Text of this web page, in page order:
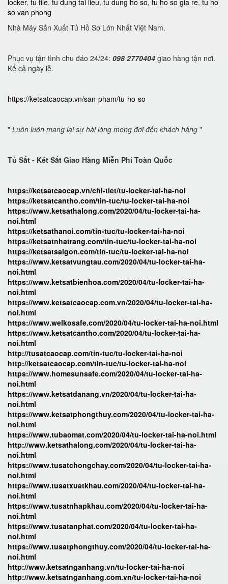
locker, tu file, tu dung tai lieu, tu dung ho so, tu ho so gia re, tu ho
so van phong
Nhà Máy Sản Xuất Tủ Hồ Sơ Lớn Nhất Việt Nam.
Phục vụ tận tình chu đáo 24/24: 098 2770404 giao hàng tận nơi.
Kể cả ngày lễ.
https://ketsatcaocap.vn/san-pham/tu-ho-so
" Luôn luôn mang lại sự hài lòng mong đợi đến khách hàng "
Tủ Sắt - Két Sắt Giao Hàng Miễn Phí Toàn Quốc
https://ketsatcaocap.vn/chi-tiet/tu-locker-tai-ha-noi
https://ketsatcantho.com/tin-tuc/tu-locker-tai-ha-noi
https://www.ketsathalong.com/2020/04/tu-locker-tai-ha-
noi.html
https://ketsathanoi.com/tin-tuc/tu-locker-tai-ha-noi
https://ketsatnhatrang.com/tin-tuc/tu-locker-tai-ha-noi
https://ketsatsaigon.com/tin-tuc/tu-locker-tai-ha-noi
https://www.ketsatvungtau.com/2020/04/tu-locker-tai-ha-
noi.html
https://www.ketsatbienhoa.com/2020/04/tu-locker-tai-ha-
noi.html
https://www.ketsatcaocap.com.vn/2020/04/tu-locker-tai-ha-
noi.html
https://www.welkosafe.com/2020/04/tu-locker-tai-ha-noi.html
https://www.ketsatcantho.com/2020/04/tu-locker-tai-ha-
noi.html
http://tusatcaocap.com/tin-tuc/tu-locker-tai-ha-noi
http://ketsatcaocap.com/tin-tuc/tu-locker-tai-ha-noi
https://www.homesunsafe.com/2020/04/tu-locker-tai-ha-
noi.html
https://www.ketsatdanang.vn/2020/04/tu-locker-tai-ha-
noi.html
https://www.ketsatphongthuy.com/2020/04/tu-locker-tai-ha-
noi.html
https://www.tubaomat.com/2020/04/tu-locker-tai-ha-noi.html
http://www.ketsathalong.com/2020/04/tu-locker-tai-ha-
noi.html
https://www.tusatchongchay.com/2020/04/tu-locker-tai-ha-
noi.html
https://www.tusatxuatkhau.com/2020/04/tu-locker-tai-ha-
noi.html
https://www.tusatnhapkhau.com/2020/04/tu-locker-tai-ha-
noi.html
https://www.tusatanphat.com/2020/04/tu-locker-tai-ha-
noi.html
https://www.tusatphongthuy.com/2020/04/tu-locker-tai-ha-
noi.html
http://www.ketsatnganhang.vn/tu-locker-tai-ha-noi
http://www.ketsatnganhang.com.vn/tu-locker-tai-ha-noi